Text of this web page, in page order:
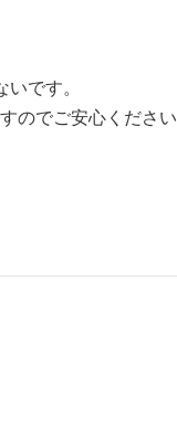
です。
のでご安心ください